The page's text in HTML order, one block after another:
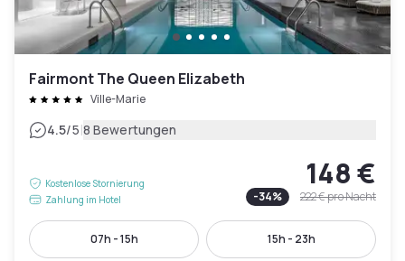
Fairmont The Queen Elizabeth
Ville-Marie
4.5/5|8 Bewertungen
Kostenlose Stornierung
Zahlung im Hotel
148 €
-34% 222 €pro Nacht
07h - 15h 15h - 23h